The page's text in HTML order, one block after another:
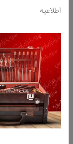
بلوور پکیج دمنده مدل DBG-12
نا موجود
اطلاعیه